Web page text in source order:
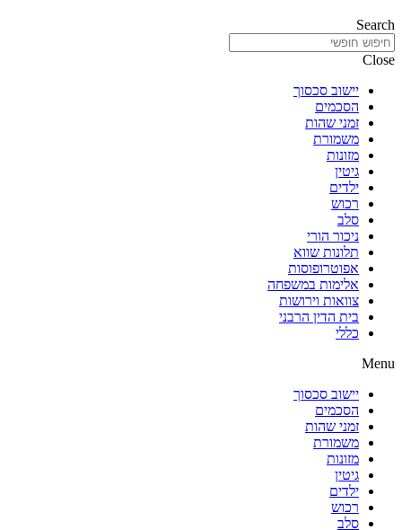
Search
Close
יישוב סכסוך
הסכמים
זמני שהות
משמורת
מזונות
גיטין
ילדים
רכוש
סלב
ניכור הורי
תלונות שווא
אפוטרופוסות
אלימות במשפחה
צוואות וירושות
בית הדין הרבני
כללי
Menu
יישוב סכסוך
הסכמים
זמני שהות
משמורת
מזונות
גיטין
ילדים
רכוש
סלב